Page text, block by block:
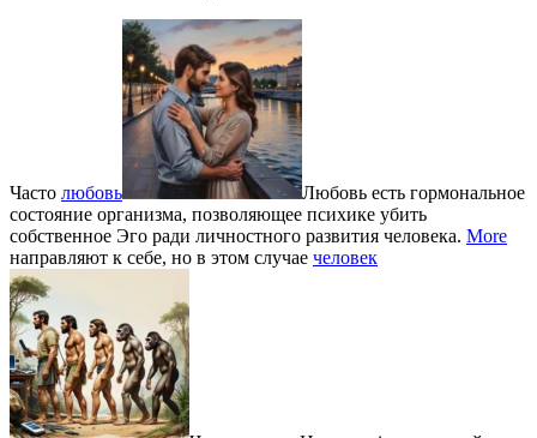
Часто любовь
Любовь есть гормональное
состояние организма, позволяющее психике убить
собственное Эго ради личностного развития человека. More
направляют к себе, но в этом случае человек